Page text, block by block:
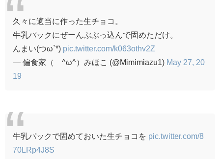
久々に適当に作った生チョコ。
牛乳パックにぜーんぶぶっ込んで固めただけ。
んまい(つω`*) pic.twitter.com/k063othv2Z
— 偏食家（ ^ω^）みほこ (@Mimimiazu1) May 27, 20
19
牛乳パックで固めておいた生チョコを pic.twitter.com/8
70LRp4J8S